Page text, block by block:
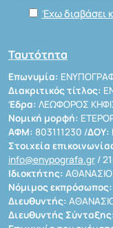
Έχω διαβάσει
Ταυτότητα
Επωνυμία:
Διακριτικός τίτλος:
Έδρα: ΛΕΩΦΟΡΟΣ
Νομική μορφή:
ΑΦΜ: 803111230 /ΔΟΥ:
Στοιχεία
info@enypografa.gr /
Ιδιοκτήτης:
Νόμιμος εκπρόσωπος:
Διευθυντής:
Διευθυντής